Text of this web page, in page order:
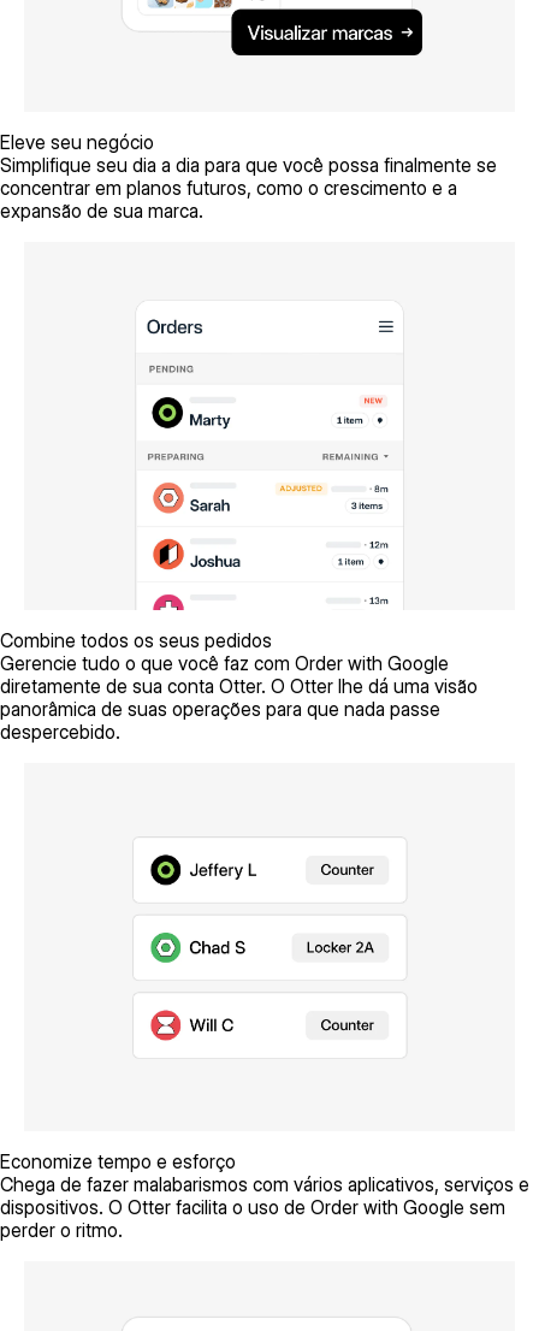
Eleve seu negócio
Simplifique seu dia a dia para que você possa finalmente se
concentrar em planos futuros, como o crescimento e a
expansão de sua marca.
Combine todos os seus pedidos
Gerencie tudo o que você faz com Order with Google
diretamente de sua conta Otter. O Otter lhe dá uma visão
panorâmica de suas operações para que nada passe
despercebido.
Economize tempo e esforço
Chega de fazer malabarismos com vários aplicativos, serviços e
dispositivos. O Otter facilita o uso de Order with Google sem
perder o ritmo.